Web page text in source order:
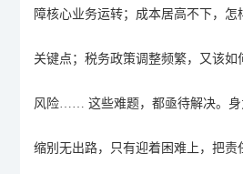
障核心业务运转；成本居高不下，怎
关键点；税务政策调整频繁，又该如
风险…… 这些难题，都亟待解决。身
缩别无出路，只有迎着困难上，把责